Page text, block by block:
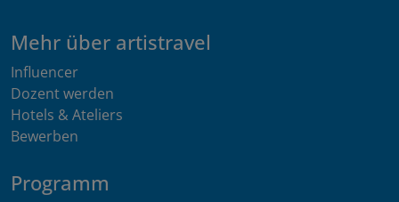
Mehr über artistravel
Influencer
Dozent werden
Hotels & Ateliers
Bewerben
Programm